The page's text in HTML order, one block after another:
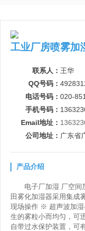
工业厂房喷雾加
联系人： 王华
QQ号码：
电话号码： 020-
手机号码：
Email地址：
公司地址： 广东省
产品介绍
电子厂加湿 厂空间
田雾化加湿器采用集成
现场操作 ※ 超声波加湿
生的雾粒小而均匀，可
自带过水保护装置，可